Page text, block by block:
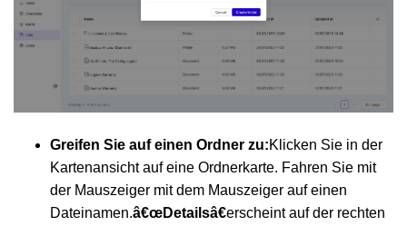
Greifen Sie auf einen Ordner zu:Klicken Sie in der
Kartenansicht auf eine Ordnerkarte. Fahren Sie mit
der Mauszeiger mit dem Mauszeiger auf einen
Dateinamen.â€œDetailsâ€erscheint auf der rechten